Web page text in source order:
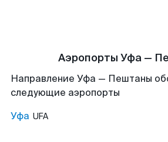
Аэропорты Уфа —
Направление Уфа — Пештаны
следующие аэропорты
Уфа UFA